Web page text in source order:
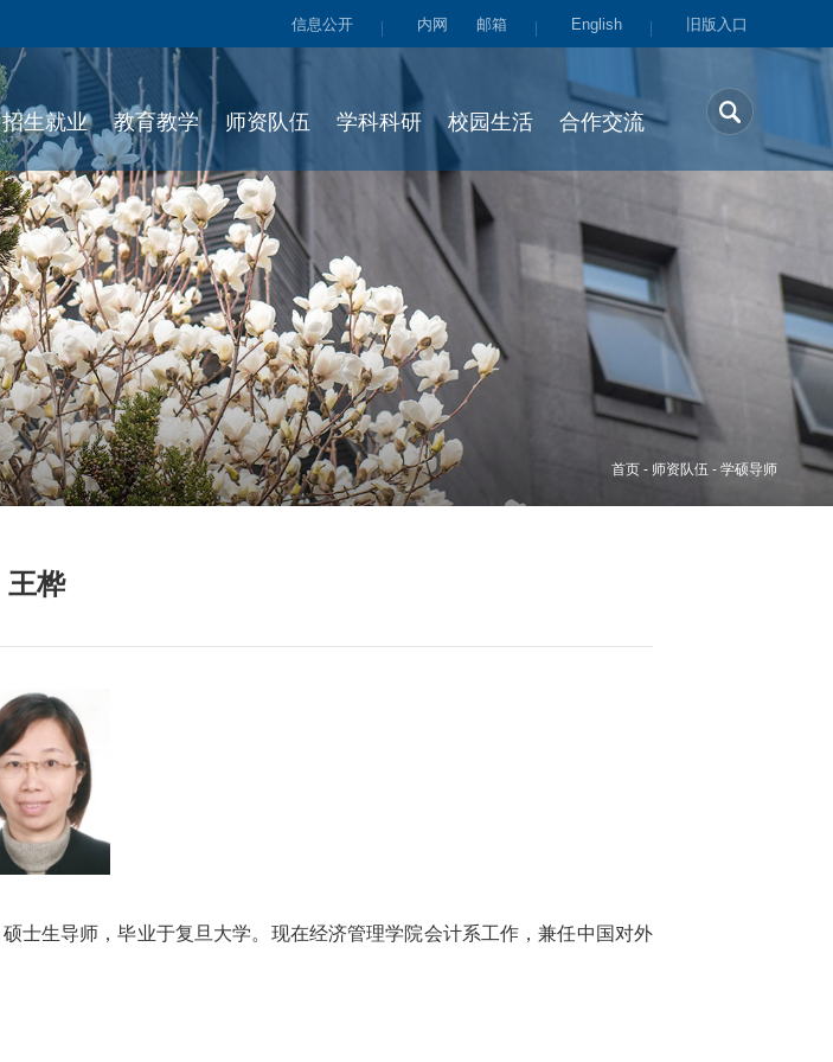
信息公开 内网 邮箱 English 旧版入口
招生就业 教育教学 师资队伍 学科科研 校园生活 合作交流
首页 - 师资队伍 - 学硕导师
王桦
士生导师，毕业于复旦大学。现在经济管理学院会计系工作，兼任中国对外